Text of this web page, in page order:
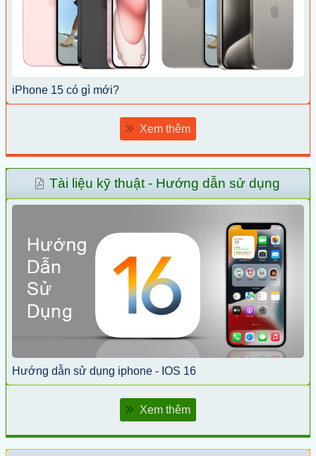
iPhone 15 có gì mới?
Xem thêm
Tài liệu kỹ thuật - Hướng dẫn sử dụng
Hướng dẫn sử dụng iphone - IOS 16
Xem thêm